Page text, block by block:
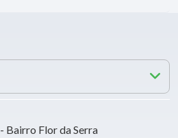
Bairro Flor da Serra